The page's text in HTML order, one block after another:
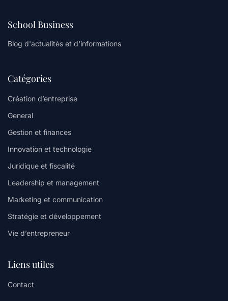
School Business
Blog d'actualités et d'informations
Catégories
Création d’entreprise
General
Gestion et finances
Innovation et technologie
Juridique et fiscalité
Leadership et management
Marketing et communication
Stratégie et développement
Vie d’entrepreneur
Liens utiles
Contact